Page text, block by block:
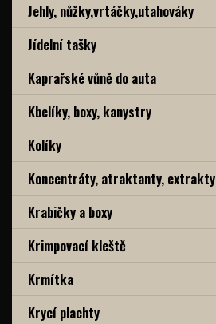
Jehly, nůžky,vrtáčky,utahováky
Jídelní tašky
Kaprařské vůně do auta
Kbelíky, boxy, kanystry
Kolíky
Koncentráty, atraktanty, extrakty
Krabičky a boxy
Krimpovací kleště
Krmítka
Krycí plachty